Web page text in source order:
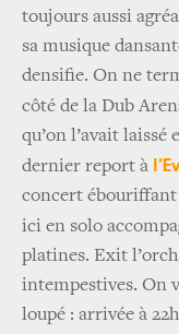
toujours aussi
sa musique
densifie. On ne
côté de la Dub
qu’on l’avait
dernier report à
concert
ici en solo
platines. Exit
intempestives. On
loupé : arrivée à